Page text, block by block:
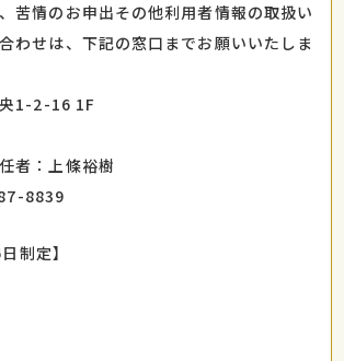
苦情のお申出その他利用者情報の取扱い
わせは、下記の窓口までお願いいたしま
1-2-16 1F
者：上條裕樹
8839
制定】